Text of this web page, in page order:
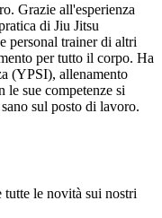
Grazie all'esperienza
di Jiu Jitsu
personal trainer di altri
per tutto il corpo. Ha
(YPSI), allenamento
le sue competenze si
sul posto di lavoro.
le novità sui nostri